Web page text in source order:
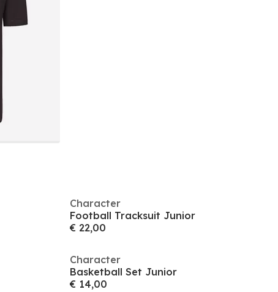
Character
Football Tracksuit Junior
€ 22,00
Character
Basketball Set Junior
€ 14,00